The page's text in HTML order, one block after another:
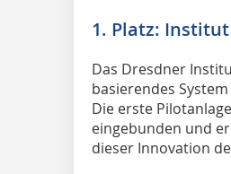
1. Platz:
Das Dresdner
basierendes
Die erste
eingebunden und
dieser Innovation